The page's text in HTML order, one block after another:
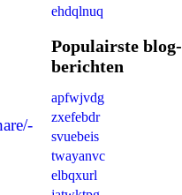
ehdqlnuq
Populairste blog-
berichten
apfwjvdg
zxefebdr
svuebeis
twayanvc
elbqxurl